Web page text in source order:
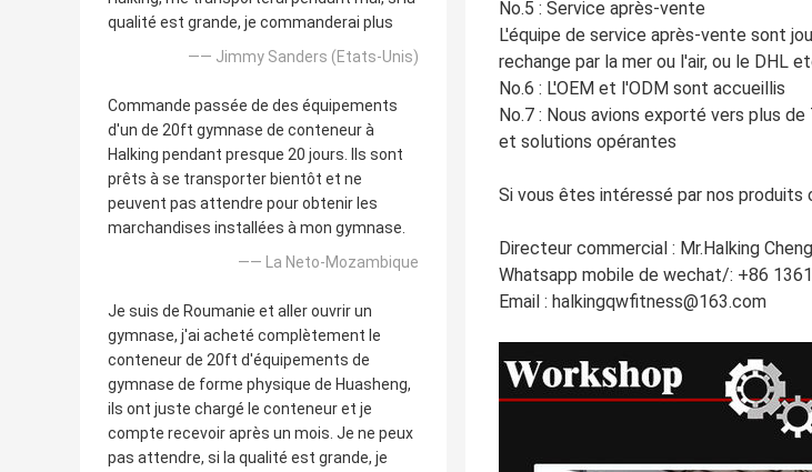
qualité est grande, je commanderai plus
—— Jimmy Sanders (Etats-Unis)
Commande passée de des équipements
d'un de 20ft gymnase de conteneur à
Halking pendant presque 20 jours. Ils sont
prêts à se transporter bientôt et ne
peuvent pas attendre pour obtenir les
marchandises installées à mon gymnase.
—— La Neto-Mozambique
Je suis de Roumanie et aller ouvrir un
gymnase, j'ai acheté complètement le
conteneur de 20ft d'équipements de
gymnase de forme physique de Huasheng,
ils ont juste chargé le conteneur et je
compte recevoir après un mois. Je ne peux
pas attendre, si la qualité est grande, je
No.5 : Service après-vente
L'équipe de service après-vente sont
rechange par la mer ou l'air, ou le DHL
No.6 : L'OEM et l'ODM sont accueillis
No.7 : Nous avions exporté vers plus
et solutions opérantes
Si vous êtes intéressé par nos
Directeur commercial : Mr.Halking Cheng
Whatsapp mobile de wechat/: +86
Email : halkingqwfitness@163.com